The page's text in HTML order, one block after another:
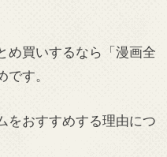
め買いするなら「漫画全
す。
をおすすめする理由につ